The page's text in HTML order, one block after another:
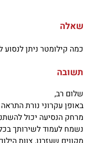
שאלה
כמה קילומטר ניתן לנסוע
תשובה
שלום רב,
באופן עקרוני נורת התראה
מרחק הנסיעה יכול
נשמח לעמוד לשירותך